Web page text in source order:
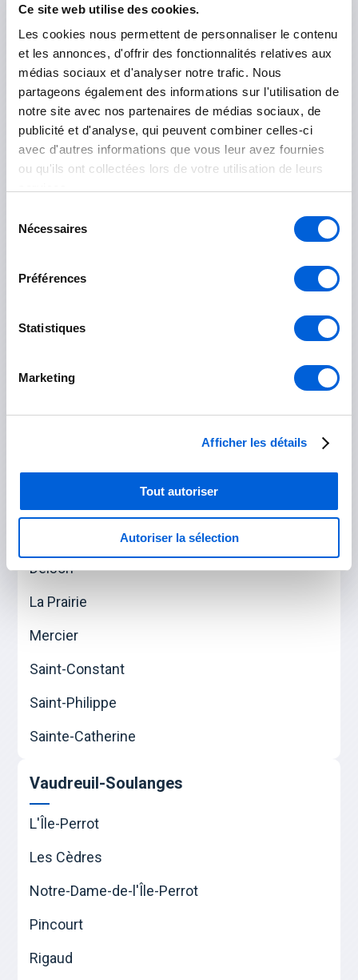
Ce site web utilise des cookies.
Les cookies nous permettent de personnaliser le contenu
et les annonces, d'offrir des fonctionnalités relatives aux
médias sociaux et d'analyser notre trafic. Nous
partageons également des informations sur l'utilisation de
notre site avec nos partenaires de médias sociaux, de
publicité et d'analyse, qui peuvent combiner celles-ci
avec d'autres informations que vous leur avez fournies
ou qu'ils ont collectées lors de votre utilisation de leurs
Nécessaires
Préférences
Statistiques
Marketing
Afficher les détails
Tout autoriser
Autoriser la sélection
Longueuil
Boucherville
Brossard
Longueuil
Saint-Bruno-de-Montarville
Marieville
Delson
La Prairie
Mercier
Saint-Constant
Saint-Philippe
Sainte-Catherine
Vaudreuil-Soulanges
L'Île-Perrot
Les Cèdres
Notre-Dame-de-l'Île-Perrot
Pincourt
Rigaud